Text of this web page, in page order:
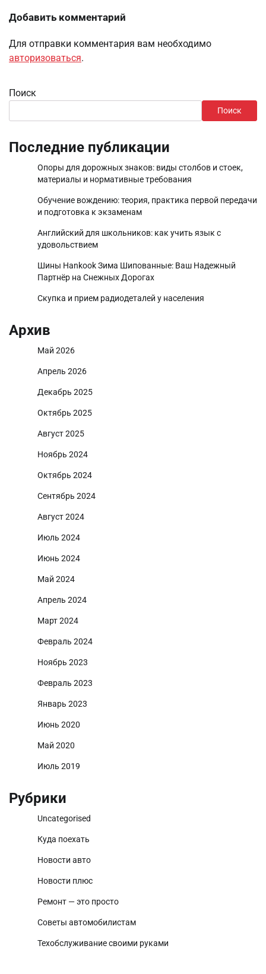
Добавить комментарий
Для отправки комментария вам необходимо
авторизоваться.
Поиск
Поиск
Последние публикации
Опоры для дорожных знаков: виды столбов и стоек,
материалы и нормативные требования
Обучение вождению: теория, практика первой передачи
и подготовка к экзаменам
Английский для школьников: как учить язык с
удовольствием
Шины Hankook Зима Шипованные: Ваш Надежный
Партнёр на Снежных Дорогах
Скупка и прием радиодеталей у населения
Архив
Май 2026
Апрель 2026
Декабрь 2025
Октябрь 2025
Август 2025
Ноябрь 2024
Октябрь 2024
Сентябрь 2024
Август 2024
Июль 2024
Июнь 2024
Май 2024
Апрель 2024
Март 2024
Февраль 2024
Ноябрь 2023
Февраль 2023
Январь 2023
Июнь 2020
Май 2020
Июль 2019
Рубрики
Uncategorised
Куда поехать
Новости авто
Новости плюс
Ремонт — это просто
Советы автомобилистам
Техобслуживание своими руками